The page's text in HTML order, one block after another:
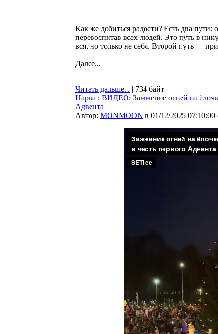
Как же добиться радости? Есть два
перевоспитав всех людей. Это путь в
вся, но только не себя. Второй путь —
Далее...
Читать дальше... | 734 байт
Нарва : ВИДЕО: Зажжение огней на
Адвента
Автор: MONMOON в 01/12/2025 07:10:00